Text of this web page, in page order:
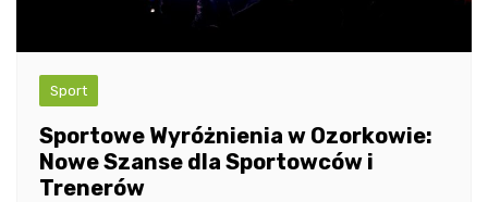
Sport
Sportowe Wyróżnienia w Ozorkowie:
Nowe Szanse dla Sportowców i
Trenerów